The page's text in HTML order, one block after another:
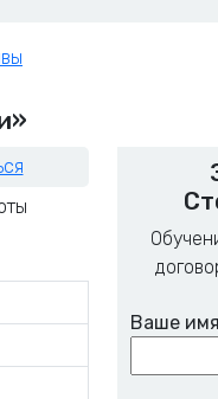
Ваше имя